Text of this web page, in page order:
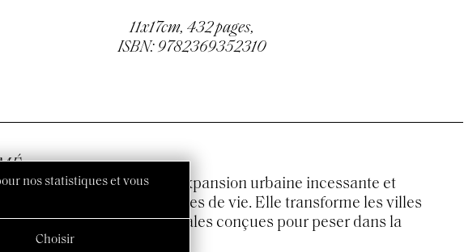
11x17cm, 432 pages,
ISBN: 9782369352310
implique une expansion urbaine incessante et
des flux et des rythmes de vie. Elle transforme les villes
firmes entrepreneuriales conçues pour peser dans la
urbaine planétaire.
nos statistiques et vous
Choisir